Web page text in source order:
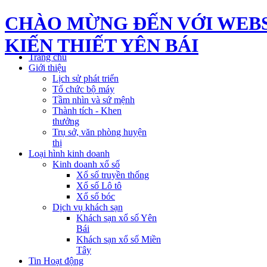
CHÀO MỪNG ĐẾN VỚI
KIẾN THIẾT YÊN BÁI
Trang chủ
Giới thiệu
Lịch sử phát triển
Tổ chức bộ máy
Tầm nhìn và sứ mệnh
Thành tích - Khen
thưởng
Trụ sở, văn phòng huyện
thị
Loại hình kinh doanh
Kinh doanh xổ số
Xổ số truyền thống
Xổ số Lô tô
Xổ số bóc
Dịch vụ khách sạn
Khách sạn xổ số Yên
Bái
Khách sạn xổ số Miền
Tây
Tin Hoạt động